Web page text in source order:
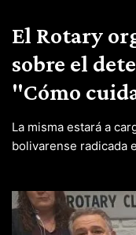
El Rotary
sobre el
"Cómo
La misma estará a
bolivarense radicada